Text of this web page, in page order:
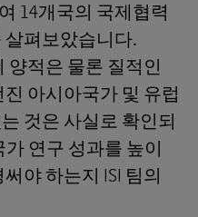
14개국의 국제협력
살펴보았습니다.
양적은 물론 질적인
아시아국가 및 유럽
것은 사실로 확인되
연구 성과를 높이
야 하는지 ISI 팀의